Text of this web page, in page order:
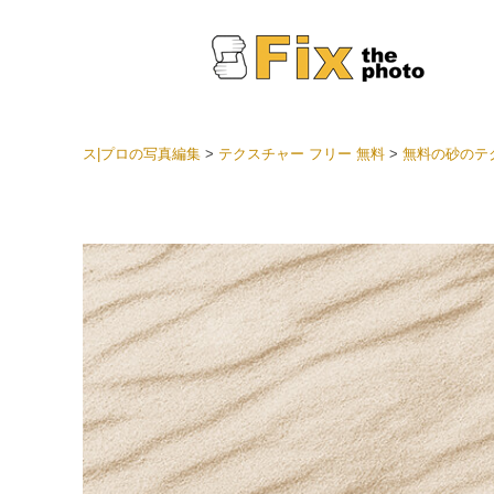
結婚式
ョン全
ベスト
セット
モバイ
ン
ス|プロの写真編集> テクスチャー フリー 無料> 無料の砂のテ